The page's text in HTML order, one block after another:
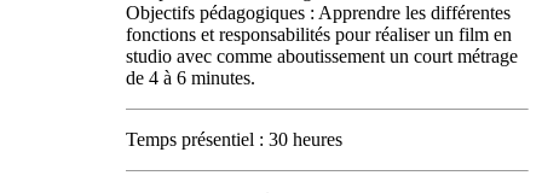
Objectifs pédagogiques : Apprendre les différentes
fonctions et responsabilités pour réaliser un film en
studio avec comme aboutissement un court métrage
de 4 à 6 minutes.
Temps présentiel : 30 heures